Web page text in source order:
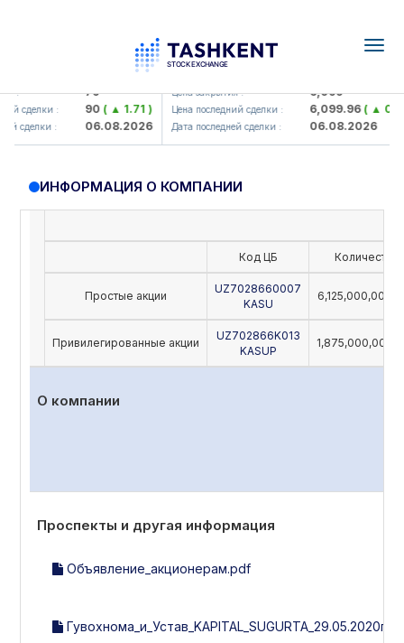
: 79
сделки : 90( ▲ 1.71 )
сделки : 06.08.2026
UZMK (<O'zmetkombinat> AJ)
Цена закрытия : 6,099
Цена последний сделки : 6,099.96( ▲ 0.08
Дата последней сделки : 06.08.2026
ИНФОРМАЦИЯ О КОМПАНИИ
Код ЦБ Количество
Простые акции
UZ7028660007
KASU
Привилегированные акции
UZ702866K013
KASUP
О компании
Проспекты и другая информация
Объявление_акционерам.pdf